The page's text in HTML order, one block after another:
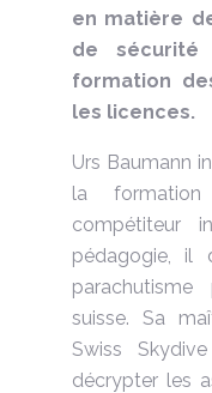
en matière
de sécurité
formation
les licences.
Urs Baumann
la formation
compétiteur
pédagogie, il
suisse. Sa
Swiss
décrypter les